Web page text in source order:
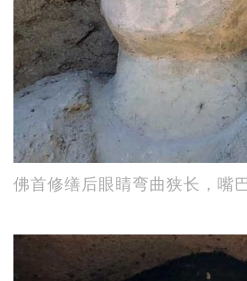
佛首修缮后眼睛弯曲狭长，嘴